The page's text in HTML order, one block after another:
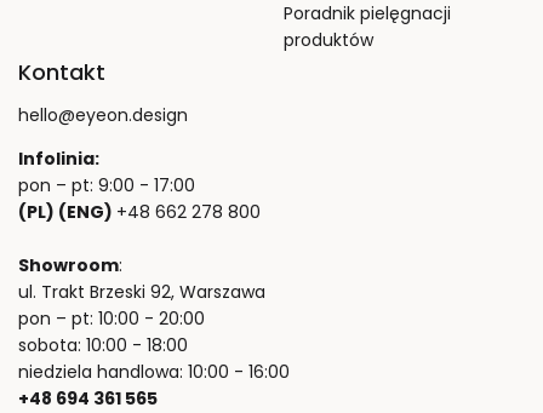
Poradnik pielęgnacji
produktów
Kontakt
hello@eyeon.design
Infolinia:
pon – pt: 9:00 - 17:00
(PL) (ENG) +48 662 278 800
Showroom:
ul. Trakt Brzeski 92, Warszawa
pon – pt: 10:00 - 20:00
sobota: 10:00 - 18:00
niedziela handlowa: 10:00 - 16:00
+48 694 361 565